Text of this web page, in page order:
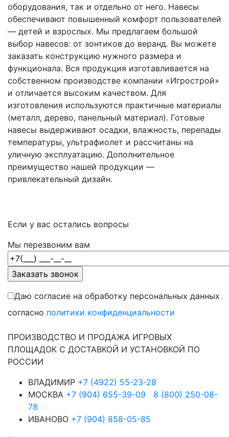
оборудования, так и отдельно от него. Навесы
обеспечивают повышенный комфорт пользователей
— детей и взрослых. Мы предлагаем большой
выбор навесов: от зонтиков до веранд. Вы можете
заказать конструкцию нужного размера и
функционала. Вся продукция изготавливается на
собственном производстве компании «Игрострой»
и отличается высоким качеством. Для
изготовления используются практичные материалы
(металл, дерево, панельный материал). Готовые
навесы выдерживают осадки, влажность, перепады
температуры, ультрафиолет и рассчитаны на
уличную эксплуатацию. Дополнительное
преимущество нашей продукции —
привлекательный дизайн.
Если у вас остались вопросы
Мы перезвоним вам
Даю согласие на обработку персональных данных
согласно политики конфиденциальности
ПРОИЗВОДСТВО И ПРОДАЖА ИГРОВЫХ
ПЛОЩАДОК С ДОСТАВКОЙ И УСТАНОВКОЙ ПО
РОССИИ
ВЛАДИМИР +7 (4922) 55-23-28
МОСКВА +7 (904) 655-39-09
8 (800) 250-08-
78
ИВАНОВО +7 (904) 858-05-85